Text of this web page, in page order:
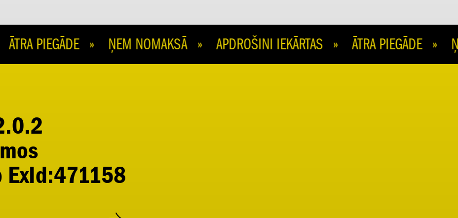
PIEGĀDE » ŅEM NOMAKSĀ » APDROŠINI IEKĀRTAS » ĀTRA PIEGĀDE »